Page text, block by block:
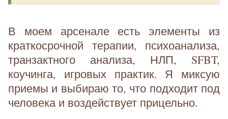
В моем арсенале есть элементы из
краткосрочной терапии, психоанализа,
транзактного анализа, НЛП, SFBT,
коучинга, игровых практик. Я миксую
приемы и выбираю то, что подходит под
человека и воздействует прицельно.